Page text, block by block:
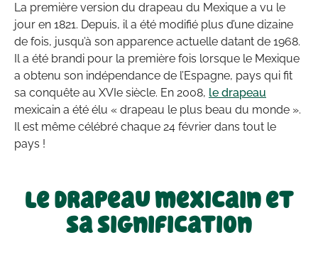
La première version du drapeau du Mexique a vu le
jour en 1821. Depuis, il a été modifié plus d’une dizaine
de fois, jusqu’à son apparence actuelle datant de 1968.
Il a été brandi pour la première fois lorsque le Mexique
a obtenu son indépendance de l’Espagne, pays qui fit
sa conquête au XVIe siècle. En 2008, le drapeau
mexicain a été élu « drapeau le plus beau du monde ».
Il est même célébré chaque 24 février dans tout le
pays !
Le drapeau mexicain et
sa signification